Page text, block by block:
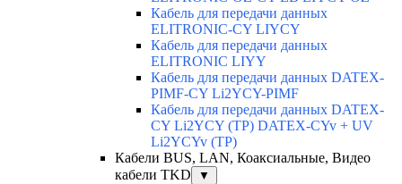
Кабель для передачи данных
ELITRONIC-CY LIYCY
Кабель для передачи данных
ELITRONIC LIYY
Кабель для передачи данных DATEX-
PIMF-CY Li2YCY-PIMF
Кабель для передачи данных DATEX-
CY Li2YCY (TP) DATEX-CYv + UV
Li2YCYv (TP)
Кабели BUS, LAN, Коаксиальные, Видео
кабели TKD
▼